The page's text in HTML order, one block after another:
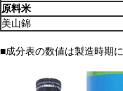
原料米
美山錦
■成分表の数値は製造時期